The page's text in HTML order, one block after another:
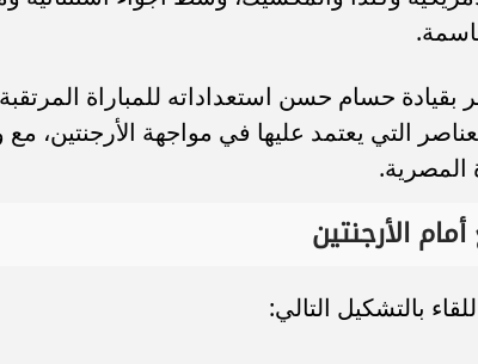
حسام حسن استعداداته للمباراة
التي يعتمد عليها في مواجهة الأرجنتين، مع
المصرية.
الأرجنتين
بالتشكيل التالي: